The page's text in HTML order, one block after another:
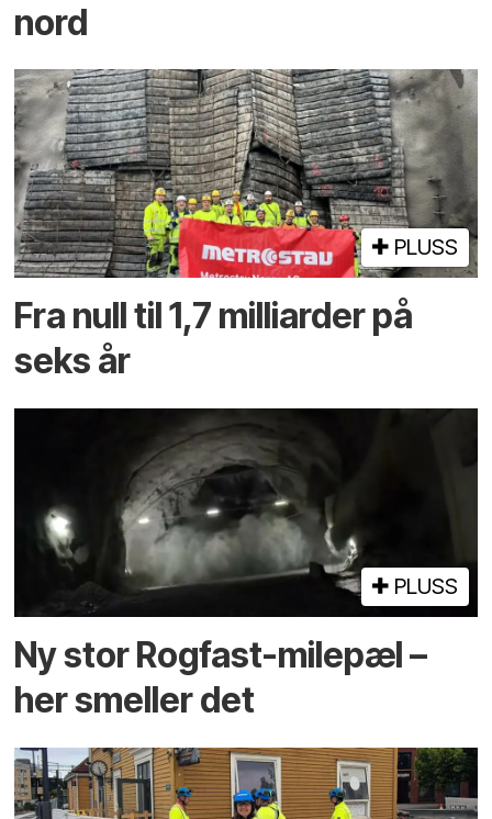
nord
PLUSS
Fra null til 1,7 milliarder på
seks år
PLUSS
Ny stor Rogfast-milepæl –
her smeller det